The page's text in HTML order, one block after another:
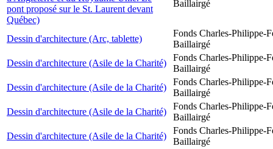
pont proposé sur le St. Laurent devant
Québec)
Baillairgé
Dessin d'architecture (Arc, tablette)
Fonds Charles-Philippe-
Baillairgé
Dessin d'architecture (Asile de la Charité)
Fonds Charles-Philippe-
Baillairgé
Dessin d'architecture (Asile de la Charité)
Fonds Charles-Philippe-
Baillairgé
Dessin d'architecture (Asile de la Charité)
Fonds Charles-Philippe-
Baillairgé
Dessin d'architecture (Asile de la Charité)
Fonds Charles-Philippe-
Baillairgé